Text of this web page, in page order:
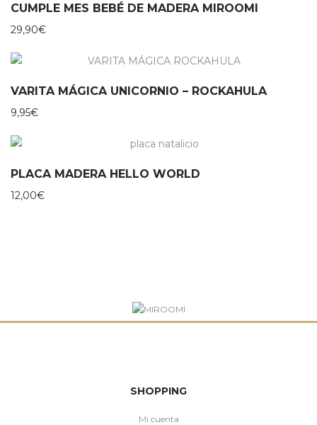
CUMPLE MES BEBÉ DE MADERA MIROOMI
29,90€
VARITA MÁGICA UNICORNIO – ROCKAHULA
9,95€
PLACA MADERA HELLO WORLD
12,00€
SHOPPING
Mi cuenta